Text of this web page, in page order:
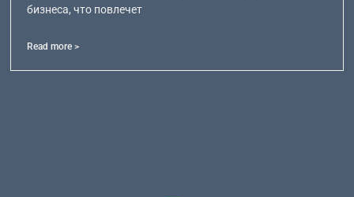
бизнеса, что повлечет
Read more >